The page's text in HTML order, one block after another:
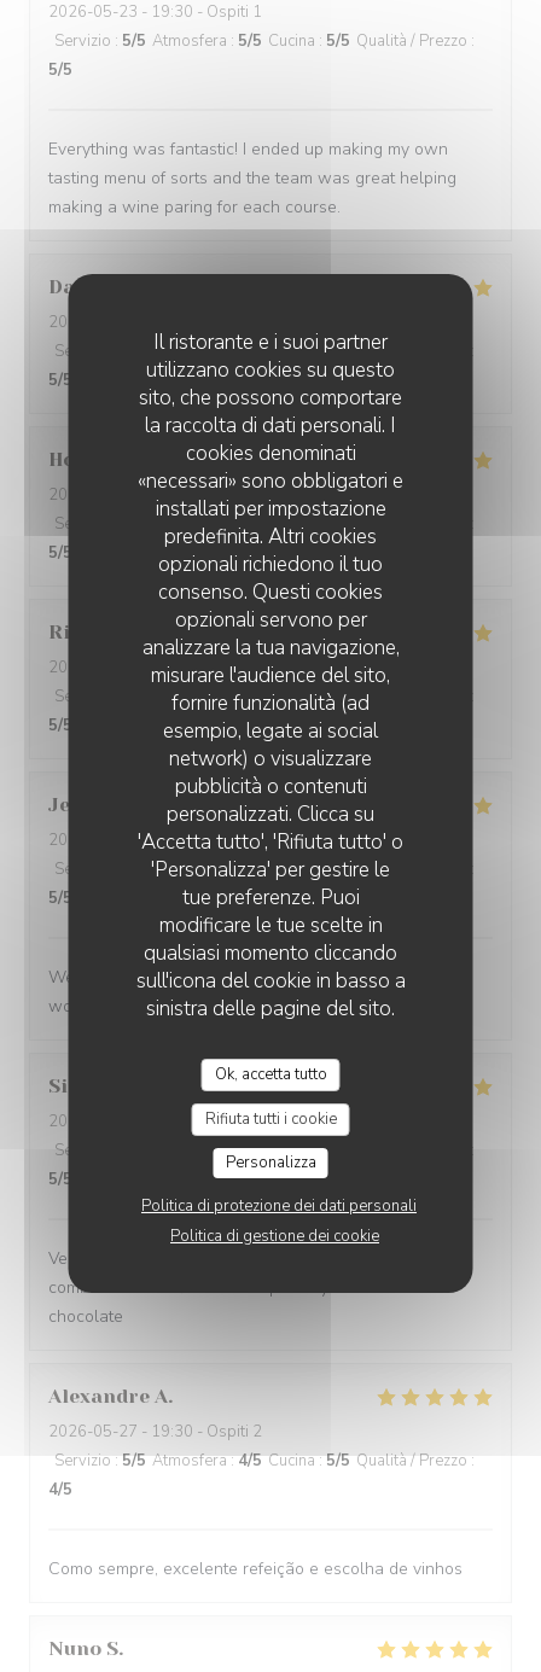
Il ristorante e i suoi partner
utilizzano cookies su questo
sito, che possono comportare
la raccolta di dati personali. I
cookies denominati
«necessari» sono obbligatori e
installati per impostazione
predefinita. Altri cookies
opzionali richiedono il tuo
consenso. Questi cookies
opzionali servono per
analizzare la tua navigazione,
misurare l'audience del sito,
fornire funzionalità (ad
esempio, legate ai social
network) o visualizzare
pubblicità o contenuti
personalizzati. Clicca su
'Accetta tutto', 'Rifiuta tutto' o
'Personalizza' per gestire le
tue preferenze. Puoi
modificare le tue scelte in
qualsiasi momento cliccando
sull'icona del cookie in basso a
sinistra delle pagine del sito.
Ok, accetta tutto
Rifiuta tutti i cookie
Personalizza
Politica di protezione dei dati personali
Politica di gestione dei cookie
2026-05-23 - 19:30 - Ospiti 1
Servizio : 5/5 Atmosfera : 5/5 Cucina : 5/5 Qualità / Prezzo :
5/5
Everything was fantastic! I ended up making my own
tasting menu of sorts and the team was great helping
making a wine paring for each course.
David
2026-05-28
Servizio
Atmosfera :5/5 Cucina: 5/5 Qualità / Prezzo
5/5
Ho Fung
2026-05-24
- 19:30 - Ospiti 2
Servizio
Atmosfera 5 Cucina /5
5/5
Riccardo
2026-05-25
- 21:45 - Ospiti 2
Servizio
Atmosfera :4 /5 Cucina:5 /5 Qualità / Prezzo
5/5
Jenny
2026-05-25 - 21:15 - Ospiti 2
Servizio
Atmosfera: 5/5 Cucina: 5/5 Qualità / Prezzo
5/5
We had a great evening at Essencial. The staff was
wonderful and the food was excellent!
Simon
2026-05-25
- 21:45 - Ospiti 1
Servizio
Atmosfera:5/5 Cucina:5
5/5
Very flexible on likes/dislikes, and such great
combinations of flavours - especially the caviar and
chocolate
Alexandre A
2026-05-27 - 19:30 - Ospiti 2
Servizio : 5/5 Atmosfera:4/5 Cucina:5/5 Qualità / Prezzo :
4/5
Como sempre, excelente refeição e escolha de vinhos
Nuno S